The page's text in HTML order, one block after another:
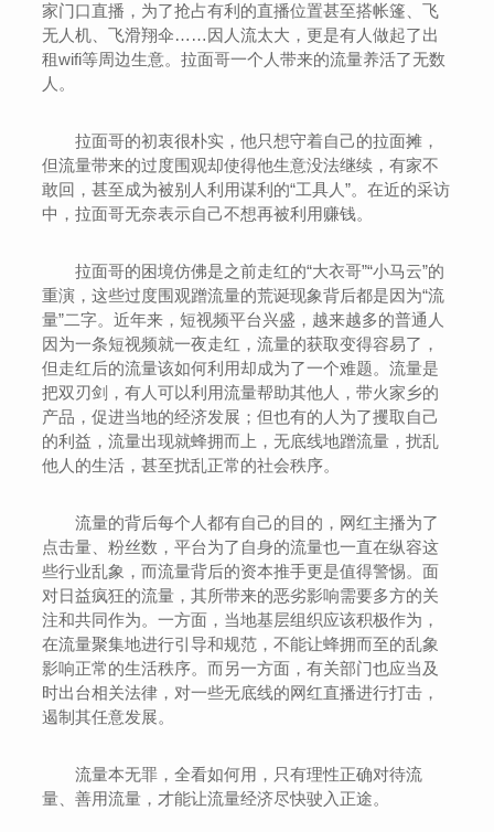
家门口直播，为了抢占有利的直播位置甚至搭帐篷、飞
无人机、飞滑翔伞……因人流太大，更是有人做起了出
租wifi等周边生意。拉面哥一个人带来的流量养活了无数
人。
拉面哥的初衷很朴实，他只想守着自己的拉面摊，
但流量带来的过度围观却使得他生意没法继续，有家不
敢回，甚至成为被别人利用谋利的“工具人”。在近的采访
中，拉面哥无奈表示自己不想再被利用赚钱。
拉面哥的困境仿佛是之前走红的“大衣哥”“小马云”的
重演，这些过度围观蹭流量的荒诞现象背后都是因为“流
量”二字。近年来，短视频平台兴盛，越来越多的普通人
因为一条短视频就一夜走红，流量的获取变得容易了，
但走红后的流量该如何利用却成为了一个难题。流量是
把双刃剑，有人可以利用流量帮助其他人，带火家乡的
产品，促进当地的经济发展；但也有的人为了攫取自己
的利益，流量出现就蜂拥而上，无底线地蹭流量，扰乱
他人的生活，甚至扰乱正常的社会秩序。
流量的背后每个人都有自己的目的，网红主播为了
点击量、粉丝数，平台为了自身的流量也一直在纵容这
些行业乱象，而流量背后的资本推手更是值得警惕。面
对日益疯狂的流量，其所带来的恶劣影响需要多方的关
注和共同作为。一方面，当地基层组织应该积极作为，
在流量聚集地进行引导和规范，不能让蜂拥而至的乱象
影响正常的生活秩序。而另一方面，有关部门也应当及
时出台相关法律，对一些无底线的网红直播进行打击，
遏制其任意发展。
流量本无罪，全看如何用，只有理性正确对待流
量、善用流量，才能让流量经济尽快驶入正途。